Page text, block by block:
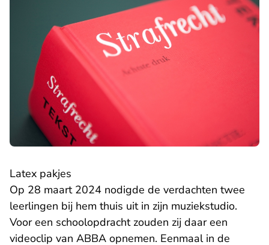
Latex pakjes
Op 28 maart 2024 nodigde de verdachten twee
leerlingen bij hem thuis uit in zijn muziekstudio.
Voor een schoolopdracht zouden zij daar een
videoclip van ABBA opnemen. Eenmaal in de